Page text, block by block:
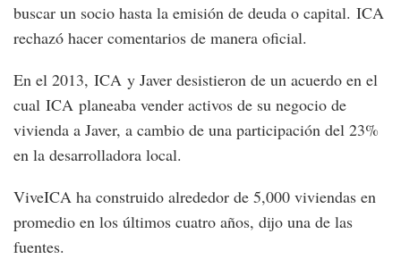
buscar un socio hasta la emisión de deuda o capital. ICA
rechazó hacer comentarios de manera oficial.
En el 2013, ICA y Javer desistieron de un acuerdo en el
cual ICA planeaba vender activos de su negocio de
vivienda a Javer, a cambio de una participación del 23%
en la desarrolladora local.
ViveICA ha construido alrededor de 5,000 viviendas en
promedio en los últimos cuatro años, dijo una de las
fuentes.